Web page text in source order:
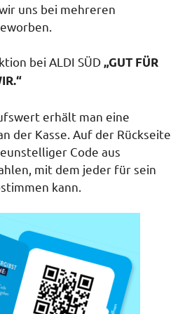
uns bei mehreren
bei ALDI SÜD „GUT FÜR
erhält man eine
der Kasse. Auf der Rückseite
Code aus
mit dem jeder für sein
kann.